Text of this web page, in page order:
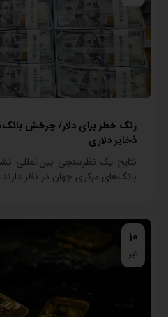
زنگ خطر برای دلار/ چرخش
ذخایر دلاری
نتایج یک نظرسنجی بین‌المللی
بانک‌های مرکزی جهان در نظر
10
تیر